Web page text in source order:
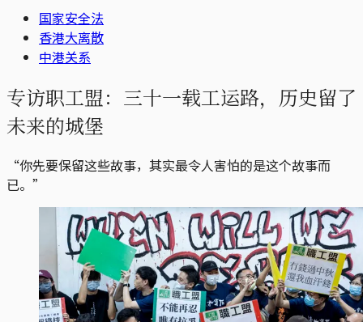
国家安全法
香港大离散
中港关系
专访职工盟：三十一载工运路，历史留了
未来的城堡
“你先要保留这些故事，其实最令人害怕的是这个故事而
已。”